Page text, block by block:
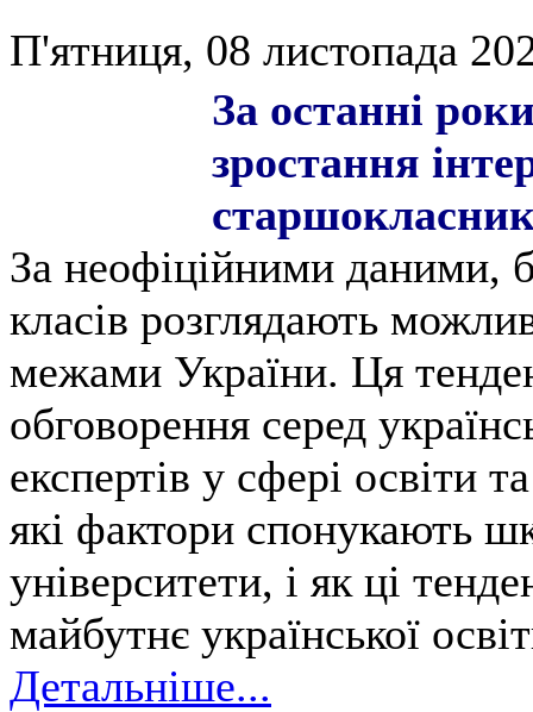
П'ятниця, 08 листопада
За останні
зростання
За неофіційними даними,
класів розглядають
межами України. Ця
обговорення серед
експертів у сфері освіти
які фактори спонукають
університети, і як ці
майбутнє української
Детальніше...